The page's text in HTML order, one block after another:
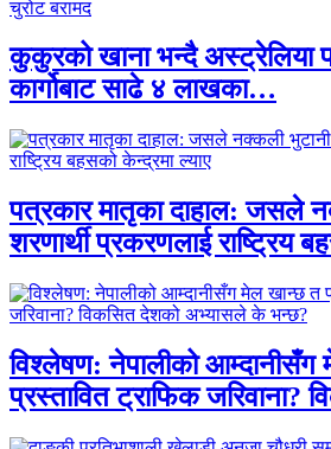
कुकुरको खाना भन्दै अस्ट्रेलिया
कार्गोबाट साढे ४ लाखका…
पत्रकार मातृका दाहाल: जसले
शरणार्थी प्रकरणलाई राष्ट्रिय
विश्लेषण: नेपालीको
प्रस्तावित ट्राफिक जरिवाना?